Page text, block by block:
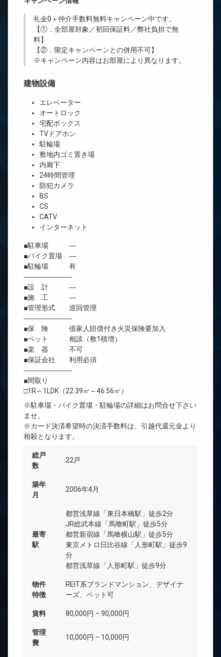
礼金0 ＋仲介手数料無料キャンペーン中です。
【①．全部屋対象／初回保証料／弊社負担で無
料】
【②．限定キャンペーンとの併用不可】
※キャンペーン内容はお部屋により異なります。
建物設備
エレベーター
オートロック
宅配ボックス
TVドアホン
駐輪場
敷地内ゴミ置き場
内廊下
24時間管理
防犯カメラ
BS
CS
CATV
インターネット
■駐車場 ―
■バイク置場 ―
■駐輪場 有
―――――――
■設 計 ―
■施 工 ―
■管理形式 巡回管理
―――――――
■保 険 借家人賠償付き火災保険要加入
■ペット 相談（敷1積増）
■楽 器 不可
■保証会社 利用必須
―――――――
■間取り
□1R～1LDK（22.39㎡～46.56㎡）
※駐車場・バイク置場・駐輪場の詳細はお問合せ下さい
ませ。
※カード決済希望時の決済手数料は、引越代還元金より
相殺となります。
総戸
数
22戸
築年
月
2006年4月
最寄
駅
都営浅草線「東日本橋駅」徒歩2分
JR総武本線「馬喰町駅」徒歩5分
都営新宿線「馬喰横山駅」徒歩5分
東京メトロ日比谷線「人形町駅」徒歩9
分
都営浅草線「人形町駅」徒歩9分
物件
特徴
REIT系ブランドマンション、デザイナ
ーズ、ペット可
賃料 80,000円 – 90,000円
管理
費
10,000円 – 10,000円